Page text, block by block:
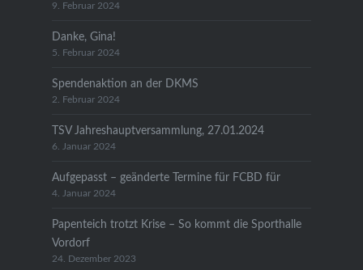
9. Februar 2024
Danke, Gina!
5. Februar 2024
Spendenaktion an der DKMS
2. Februar 2024
TSV Jahreshauptversammlung, 27.01.2024
6. Januar 2024
Aufgepasst – geänderte Termine für FCBD für
4. Januar 2024
Papenteich trotzt Krise – So kommt die Sporthalle
Vordorf
24. Dezember 2023